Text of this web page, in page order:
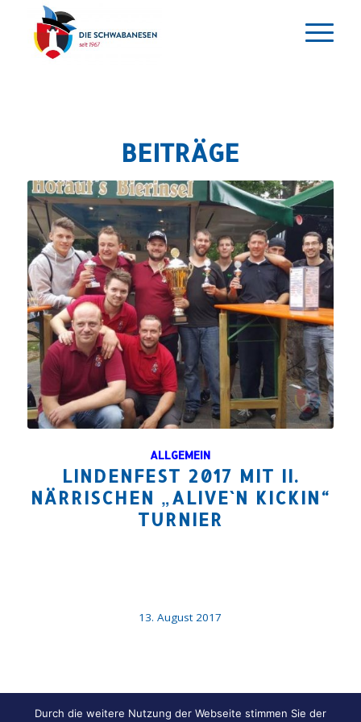
BEITRÄGE
ALLGEMEIN
LINDENFEST 2017 MIT II.
NÄRRISCHEN „ALIVE`N KICKIN“
TURNIER
13. August 2017
Durch die weitere Nutzung der Webseite stimmen Sie der